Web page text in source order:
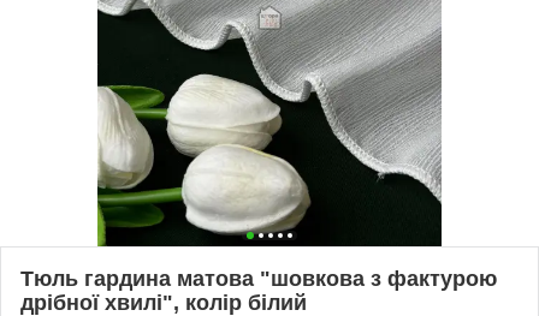
Тюль гардина матова "шовкова з фактурою
дрібної хвилі", колір білий